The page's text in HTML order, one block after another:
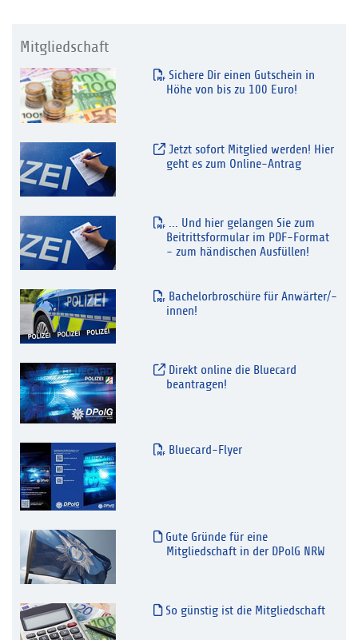
Mitgliedschaft
Sichere Dir einen Gutschein in
Höhe von bis zu 100 Euro!
Jetzt sofort Mitglied werden! Hier
geht es zum Online-Antrag
... Und hier gelangen Sie zum
Beitrittsformular im PDF-Format
- zum händischen Ausfüllen!
Bachelorbroschüre für Anwärter/-
innen!
Direkt online die Bluecard
beantragen!
Bluecard-Flyer
Gute Gründe für eine
Mitgliedschaft in der DPolG NRW
So günstig ist die Mitgliedschaft